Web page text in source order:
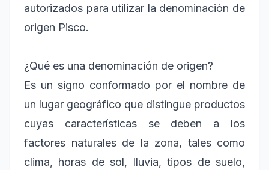
autorizados para utilizar la denominación de
origen Pisco.
¿Qué es una denominación de origen?
Es un signo conformado por el nombre de
un lugar geográfico que distingue productos
cuyas características se deben a los
factores naturales de la zona, tales como
clima, horas de sol, lluvia, tipos de suelo,